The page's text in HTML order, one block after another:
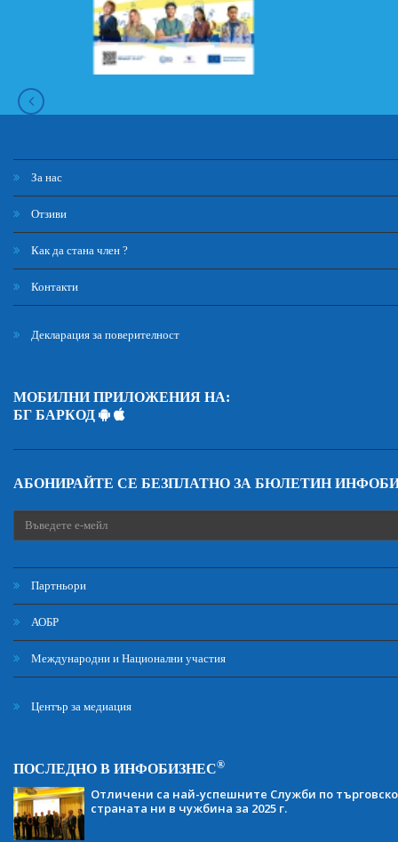
За нас
Отзиви
Как да стана член ?
Контакти
Декларация за поверителност
МОБИЛНИ ПРИЛОЖЕНИЯ НА:
БГ БАРКОД
АБОНИРАЙТЕ СЕ БЕЗПЛАТНО ЗА БЮЛЕТИН
Партньори
АОБР
Международни и Национални участия
Център за медиация
ПОСЛЕДНО В ИНФОБИЗНЕС®
Отличени са най-успешните Служби по
страната ни в чужбина за 2025 г.